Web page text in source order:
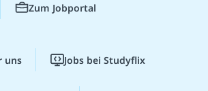
Zum Jobportal
uns Jobs bei Studyflix